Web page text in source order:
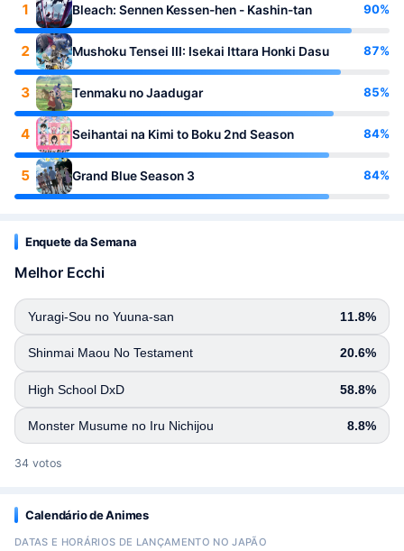
1 Bleach: Sennen Kessen-hen - Kashin-tan 90%
2 Mushoku Tensei III: Isekai Ittara Honki Dasu 87%
3 Tenmaku no Jaadugar 85%
4 Seihantai na Kimi to Boku 2nd Season 84%
5 Grand Blue Season 3 84%
Enquete da Semana
Melhor Ecchi
Yuragi-Sou no Yuuna-san 11.8%
Shinmai Maou No Testament 20.6%
High School DxD 58.8%
Monster Musume no Iru Nichijou 8.8%
34 votos
Calendário de Animes
DATAS E HORÁRIOS DE LANÇAMENTO NO JAPÃO